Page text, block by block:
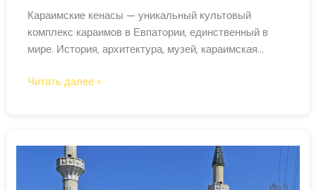
Караимские кенасы — уникальный культовый
комплекс караимов в Евпатории, единственный в
мире. История, архитектура, музей, караимская
Караимские
центр
караимов
Читать далее »